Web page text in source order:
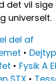
det vil
universelt.
del af
•
• Fysik A